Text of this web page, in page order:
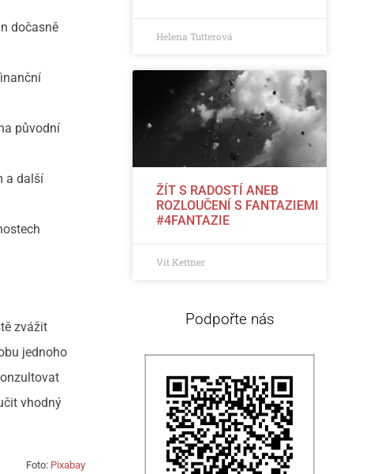
dočasně
původní
a další
zvážit
jednoho
vhodný
Foto: Pixabay
Helena Tutterová
ŽÍT S RADOSTÍ ANEB
ROZLOUČENÍ S FANTAZIEMI
#4FANTAZIE
Vít Kettner
Podpořte nás